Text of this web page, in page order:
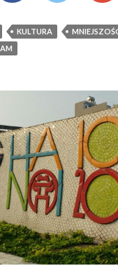
KULTURA